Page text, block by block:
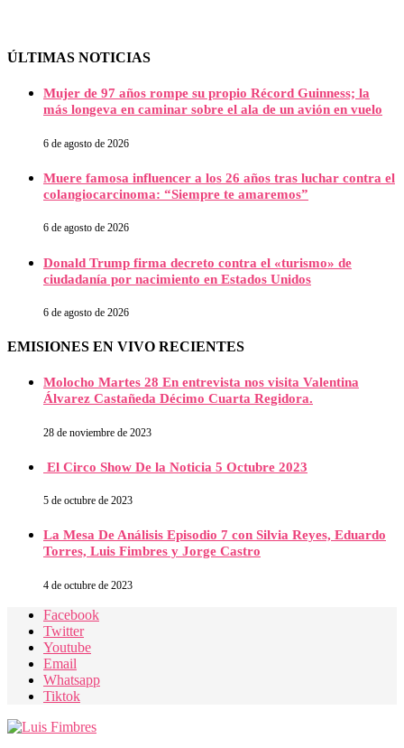
ÚLTIMAS NOTICIAS
Mujer de 97 años rompe su propio Récord Guinness; la
más longeva en caminar sobre el ala de un avión en vuelo
6 de agosto de 2026
Muere famosa influencer a los 26 años tras luchar contra el
colangiocarcinoma: “Siempre te amaremos”
6 de agosto de 2026
Donald Trump firma decreto contra el «turismo» de
ciudadanía por nacimiento en Estados Unidos
6 de agosto de 2026
EMISIONES EN VIVO RECIENTES
Molocho Martes 28 En entrevista nos visita Valentina
Álvarez Castañeda Décimo Cuarta Regidora.
28 de noviembre de 2023
El Circo Show De la Noticia 5 Octubre 2023
5 de octubre de 2023
La Mesa De Análisis Episodio 7 con Silvia Reyes, Eduardo
Torres, Luis Fimbres y Jorge Castro
4 de octubre de 2023
Facebook
Twitter
Youtube
Email
Whatsapp
Tiktok